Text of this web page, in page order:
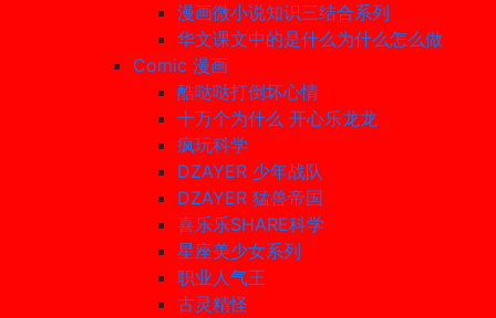
漫画微小说知识三结合系列
华文课文中的是什么为什么怎么做
Comic 漫画
酷哒哒打倒坏心情
十万个为什么 开心乐龙龙
疯玩科学
DZAYER 少年战队
DZAYER 猛兽帝国
喜乐乐SHARE科学
星座美少女系列
职业人气王
古灵精怪